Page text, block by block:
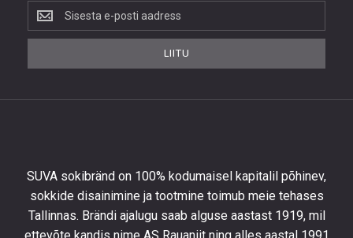
Liitu
uudiskirjaga,
et
kursis
uusimate
toodetega,
eripakkumistega
LIITU
SUVA sokibränd on 100% kodumaisel kapitalil põhinev,
sokkide disainimine ja tootmine toimub meie tehases
Tallinnas. Brändi ajalugu saab alguse aastast 1919, mil